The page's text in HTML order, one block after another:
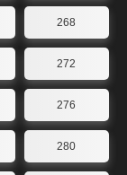
268
272
276
280